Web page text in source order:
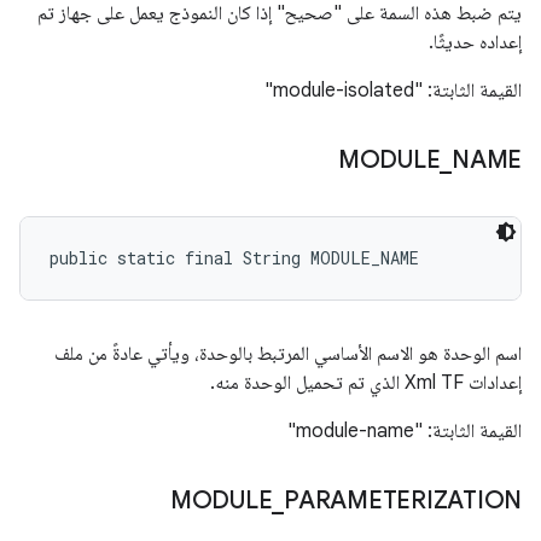
يتم ضبط هذه السمة على "صحيح" إذا كان النموذج يعمل على جهاز تم
إعداده حديثًا.
القيمة الثابتة: "module-isolated"
MODULE NAME
public static final String MODULE_NAME
اسم الوحدة هو الاسم الأساسي المرتبط بالوحدة، ويأتي عادةً من ملف
إعدادات Xml TF الذي تم تحميل الوحدة منه.
القيمة الثابتة: "module-name"
MODULE PARAMETERIZATION